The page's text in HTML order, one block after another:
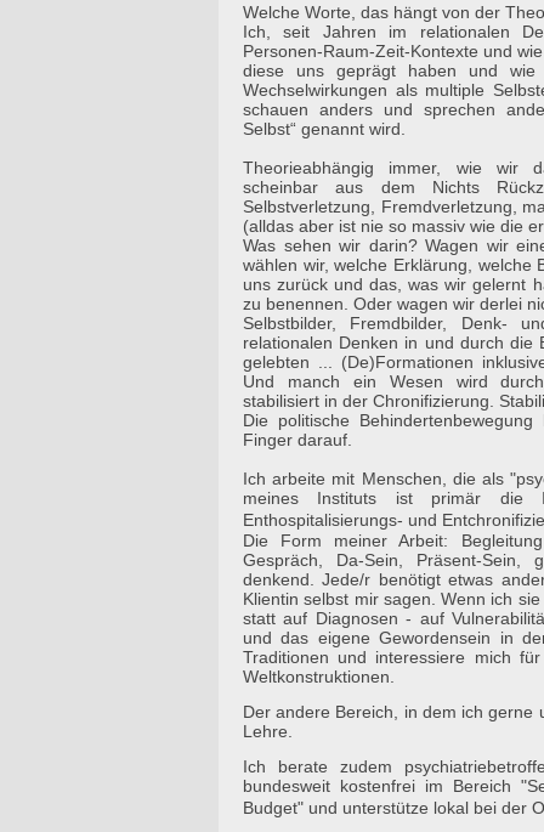
Welche Worte, das hängt von der
Ich, seit Jahren im relationalen
Personen-Raum-Zeit-Kontexte und
diese uns geprägt haben und
Wechselwirkungen als multiple
schauen anders und sprechen
Selbst“ genannt wird.
Theorieabhängig immer, wie wir
scheinbar aus dem Nichts
Selbstverletzung, Fremdverletzung,
(alldas aber ist nie so massiv wie die
Was sehen wir darin? Wagen wir
wählen wir, welche Erklärung, welche
uns zurück und das, was wir gelernt
zu benennen. Oder wagen wir derlei
Selbstbilder, Fremdbilder, Denk-
relationalen Denken in und durch die
gelebten ... (De)Formationen
Und manch ein Wesen wird
stabilisiert in der Chronifizierung.
Die politische
Finger darauf.
Ich arbeite mit Menschen, die als
meines Instituts ist primär die
Enthospitalisierungs- und
Die Form meiner Arbeit:
Gespräch, Da-Sein, Präsent-Sein,
denkend. Jede/r benötigt etwas
Klientin selbst mir sagen. Wenn ich
statt auf Diagnosen - auf
und das eigene Gewordensein in
Traditionen und interessiere mich
Weltkonstruktionen.
Der andere Bereich, in dem ich
Lehre.
Ich berate zudem
bundesweit kostenfrei im Bereich
Budget" und unterstütze lokal bei